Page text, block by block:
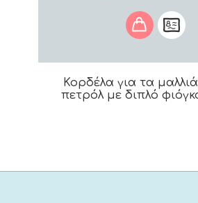
Κορδέλα για τα
πετρόλ με διπλό